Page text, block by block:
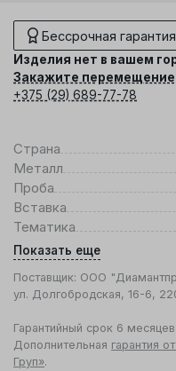
Бессрочная
Изделия нет в вашем
Закажите
+375 (29) 689-77-78
Страна
Металл
Проба
Вставка
Тематика
Показать еще
Поставщик: ООО
ул. Долгобродская, 16-6,
Гарантийный срок 6
Дополнительная гарантия
Груп».